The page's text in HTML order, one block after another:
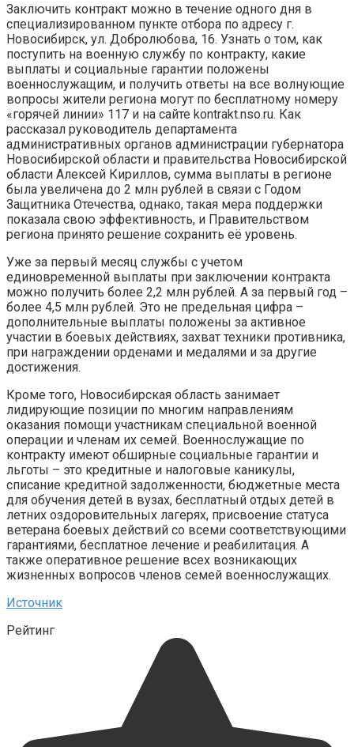
Заключить контракт можно в течение одного дня в
специализированном пункте отбора по адресу г.
Новосибирск, ул. Добролюбова, 16. Узнать о том, как
поступить на военную службу по контракту, какие
выплаты и социальные гарантии положены
военнослужащим, и получить ответы на все волнующие
вопросы жители региона могут по бесплатному номеру
«горячей линии» 117 и на сайте kontrakt.nso.ru. Как
рассказал руководитель департамента
административных органов администрации губернатора
Новосибирской области и правительства Новосибирской
области Алексей Кириллов, сумма выплаты в регионе
была увеличена до 2 млн рублей в связи с Годом
Защитника Отечества, однако, такая мера поддержки
показала свою эффективность, и Правительством
региона принято решение сохранить её уровень.
Уже за первый месяц службы с учетом
единовременной выплаты при заключении контракта
можно получить более 2,2 млн рублей. А за первый год –
более 4,5 млн рублей. Это не предельная цифра –
дополнительные выплаты положены за активное
участии в боевых действиях, захват техники противника,
при награждении орденами и медалями и за другие
достижения.
Кроме того, Новосибирская область занимает
лидирующие позиции по многим направлениям
оказания помощи участникам специальной военной
операции и членам их семей. Военнослужащие по
контракту имеют обширные социальные гарантии и
льготы – это кредитные и налоговые каникулы,
списание кредитной задолженности, бюджетные места
для обучения детей в вузах, бесплатный отдых детей в
летних оздоровительных лагерях, присвоение статуса
ветерана боевых действий со всеми соответствующими
гарантиями, бесплатное лечение и реабилитация. А
также оперативное решение всех возникающих
жизненных вопросов членов семей военнослужащих.
Источник
Рейтинг